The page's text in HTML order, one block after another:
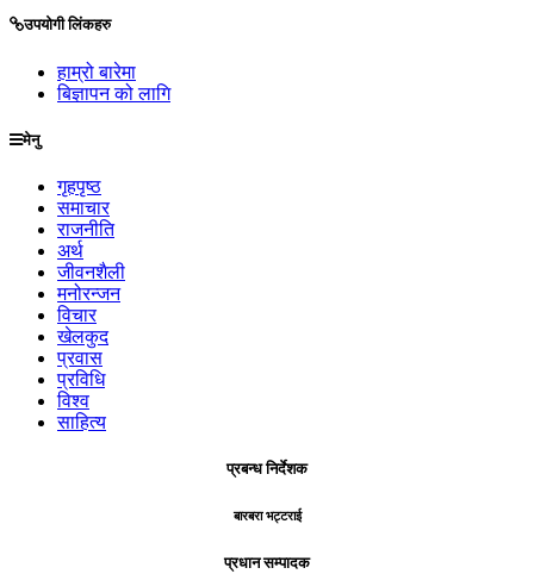
उपयोगी लिंकहरु
हाम्रो बारेमा
बिज्ञापन को लागि
मेनु
गृहपृष्ठ
समाचार
राजनीति
अर्थ
जीवनशैली
मनोरन्जन
विचार
खेलकुद
प्रवास
प्रविधि
विश्व
साहित्य
प्रबन्ध निर्देशक
बारबरा भट्टराई
प्रधान सम्पादक